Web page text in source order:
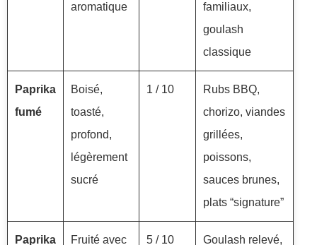
aromatique
familiaux,
goulash
classique
Paprika
fumé
Boisé,
toasté,
profond,
légèrement
sucré
1 / 10
Rubs BBQ,
chorizo, viandes
grillées,
poissons,
sauces brunes,
plats “signature”
Paprika Fruité avec 5 / 10 Goulash relevé,